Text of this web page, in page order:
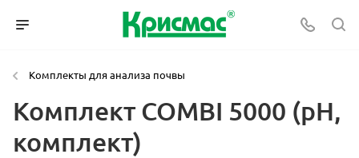
Комплекты для анализа почвы
Комплект COMBI 5000 (рН,
комплект)